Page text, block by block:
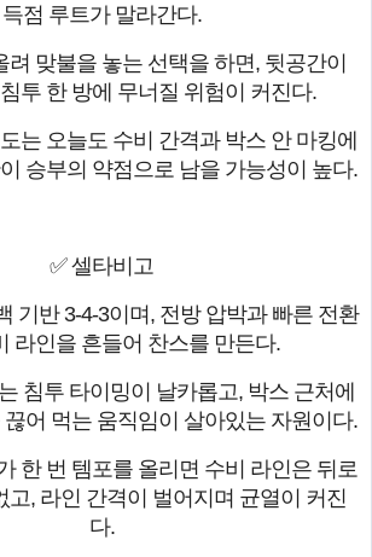
득점 루트가 말라간다.
려 맞불을 놓는 선택을 하면, 뒷공간이
투 한 방에 무너질 위험이 커진다.
는 오늘도 수비 간격과 박스 안 마킹에
승부의 약점으로 남을 가능성이 높다.
✅ 셀타비고
기반 3-4-3이며, 전방 압박과 빠른 전환
라인을 흔들어 찬스를 만든다.
침투 타이밍이 날카롭고, 박스 근처에
어 먹는 움직임이 살아있는 자원이다.
한 번 템포를 올리면 수비 라인은 뒤로
고, 라인 간격이 벌어지며 균열이 커진
다.